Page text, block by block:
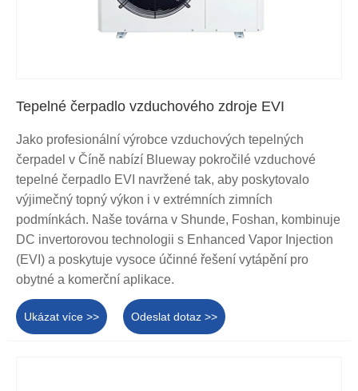
Tepelné čerpadlo vzduchového zdroje EVI
Jako profesionální výrobce vzduchových tepelných
čerpadel v Číně nabízí Blueway pokročilé vzduchové
tepelné čerpadlo EVI navržené tak, aby poskytovalo
výjimečný topný výkon i v extrémních zimních
podmínkách. Naše továrna v Shunde, Foshan, kombinuje
DC invertorovou technologii s Enhanced Vapor Injection
(EVI) a poskytuje vysoce účinné řešení vytápění pro
obytné a komerční aplikace.
Ukázat více >> Odeslat dotaz >>